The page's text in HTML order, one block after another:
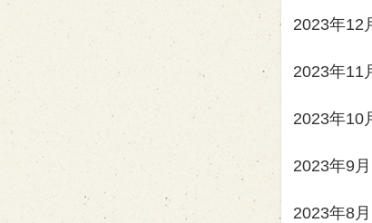
2023年12
2023年11
2023年10
2023年9月
2023年8月